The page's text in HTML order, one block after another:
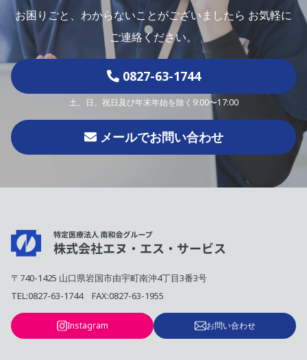
お困りごと、わからないことがございましたら お気軽に
ご連絡ください。
0827-63-1744
土、日、祝日及び年末年始を除く9:00〜17:00
メールでお問い合わせ
〒740-1425 山口県岩国市由宇町南沖4丁目3番3号
TEL:0827-63-1744FAX:0827-63-1955
Instagram お問い合わせ